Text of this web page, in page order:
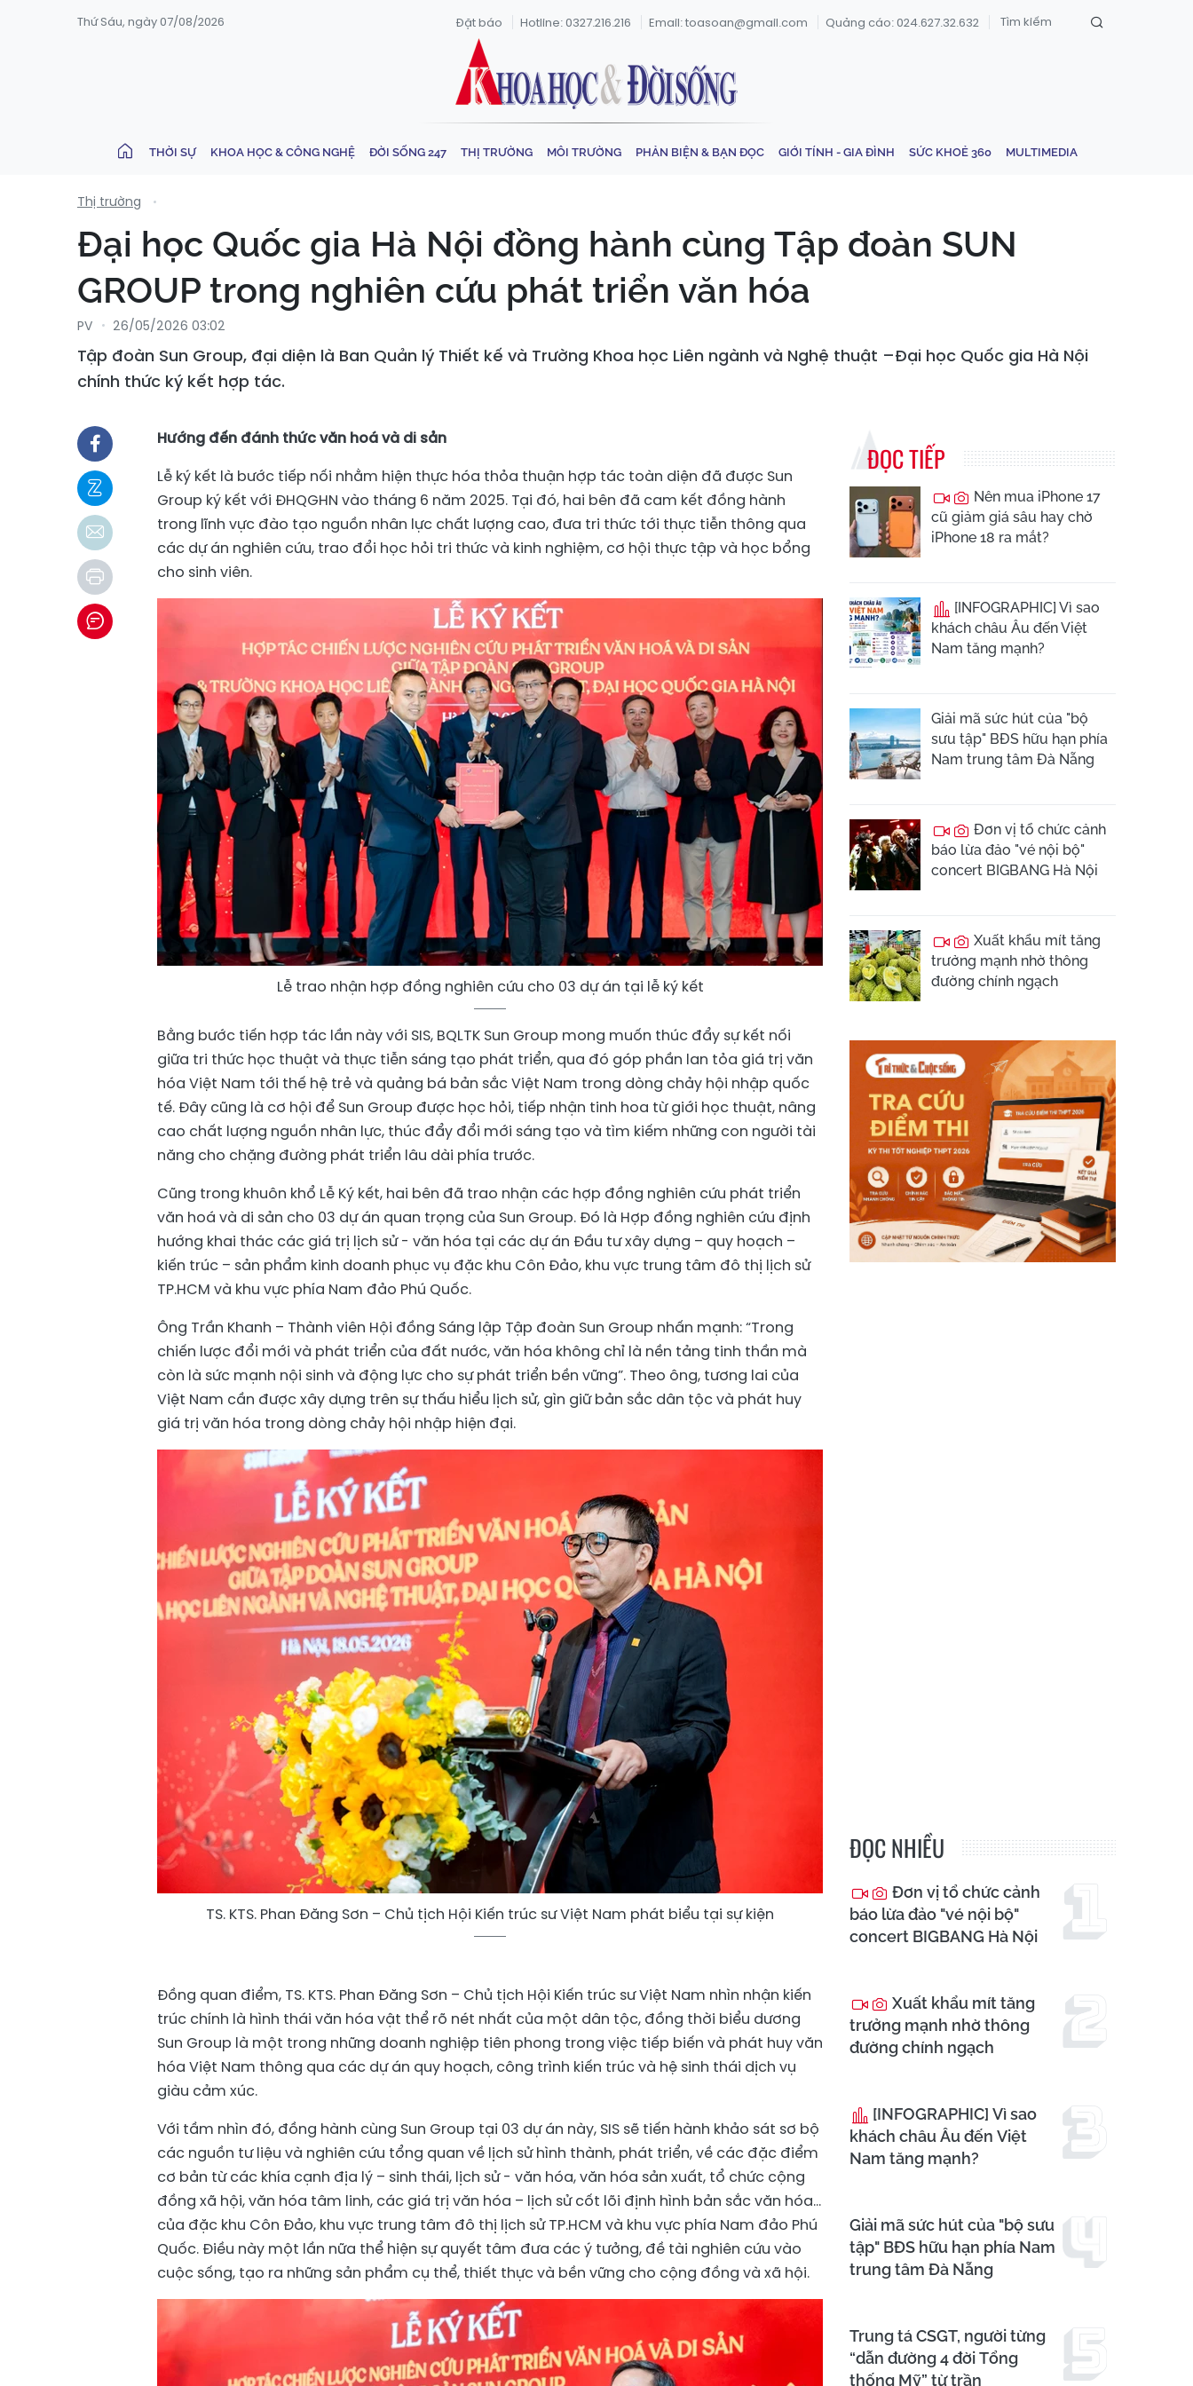
Thứ Sáu, ngày 07/08/2026 Đặt báo Hotline: 0327.216.216 Email: toasoan@gmail.com Quảng cáo: 024.627.32.632
THỜI SỰ KHOA HỌC & CÔNG NGHỆ ĐỜI SỐNG 247 THỊ TRƯỜNG MÔI TRƯỜNG PHẢN BIỆN & BẠN ĐỌC GIỚI TÍNH - GIA ĐÌNH SỨC KHOẺ 360 MULTIMEDIA
Thị trường
Đại học Quốc gia Hà Nội đồng hành cùng Tập đoàn SUN
GROUP trong nghiên cứu phát triển văn hóa
PV 26/05/2026 03:02
Tập đoàn Sun Group, đại diện là Ban Quản lý Thiết kế và Trường Khoa học Liên ngành và Nghệ thuật –Đại học Quốc gia Hà Nội
chính thức ký kết hợp tác.
Hướng đến đánh thức văn hoá và di sản
Lễ ký kết là bước tiếp nối nhằm hiện thực hóa thỏa thuận hợp tác toàn diện đã được Sun
Group ký kết với ĐHQGHN vào tháng 6 năm 2025. Tại đó, hai bên đã cam kết đồng hành
trong lĩnh vực đào tạo nguồn nhân lực chất lượng cao, đưa tri thức tới thực tiễn thông qua
các dự án nghiên cứu, trao đổi học hỏi tri thức và kinh nghiệm, cơ hội thực tập và học bổng
cho sinh viên.
Lễ trao nhận hợp đồng nghiên cứu cho 03 dự án tại lễ ký kết
Bằng bước tiến hợp tác lần này với SIS, BQLTK Sun Group mong muốn thúc đẩy sự kết nối
giữa tri thức học thuật và thực tiễn sáng tạo phát triển, qua đó góp phần lan tỏa giá trị văn
hóa Việt Nam tới thế hệ trẻ và quảng bá bản sắc Việt Nam trong dòng chảy hội nhập quốc
tế. Đây cũng là cơ hội để Sun Group được học hỏi, tiếp nhận tinh hoa từ giới học thuật, nâng
cao chất lượng nguồn nhân lực, thúc đẩy đổi mới sáng tạo và tìm kiếm những con người tài
năng cho chặng đường phát triển lâu dài phía trước.
Cũng trong khuôn khổ Lễ Ký kết, hai bên đã trao nhận các hợp đồng nghiên cứu phát triển
văn hoá và di sản cho 03 dự án quan trọng của Sun Group. Đó là Hợp đồng nghiên cứu định
hướng khai thác các giá trị lịch sử - văn hóa tại các dự án Đầu tư xây dựng – quy hoạch –
kiến trúc – sản phẩm kinh doanh phục vụ đặc khu Côn Đảo, khu vực trung tâm đô thị lịch sử
TP.HCM và khu vực phía Nam đảo Phú Quốc.
Ông Trần Khanh – Thành viên Hội đồng Sáng lập Tập đoàn Sun Group nhấn mạnh: “Trong
chiến lược đổi mới và phát triển của đất nước, văn hóa không chỉ là nền tảng tinh thần mà
còn là sức mạnh nội sinh và động lực cho sự phát triển bền vững”. Theo ông, tương lai của
Việt Nam cần được xây dựng trên sự thấu hiểu lịch sử, gìn giữ bản sắc dân tộc và phát huy
giá trị văn hóa trong dòng chảy hội nhập hiện đại.
TS. KTS. Phan Đăng Sơn – Chủ tịch Hội Kiến trúc sư Việt Nam phát biểu tại sự kiện
Đồng quan điểm, TS. KTS. Phan Đăng Sơn – Chủ tịch Hội Kiến trúc sư Việt Nam nhìn nhận kiến
trúc chính là hình thái văn hóa vật thể rõ nét nhất của một dân tộc, đồng thời biểu dương
Sun Group là một trong những doanh nghiệp tiên phong trong việc tiếp biến và phát huy văn
hóa Việt Nam thông qua các dự án quy hoạch, công trình kiến trúc và hệ sinh thái dịch vụ
giàu cảm xúc.
Với tầm nhìn đó, đồng hành cùng Sun Group tại 03 dự án này, SIS sẽ tiến hành khảo sát sơ bộ
các nguồn tư liệu và nghiên cứu tổng quan về lịch sử hình thành, phát triển, về các đặc điểm
cơ bản từ các khía cạnh địa lý – sinh thái, lịch sử - văn hóa, văn hóa sản xuất, tổ chức cộng
đồng xã hội, văn hóa tâm linh, các giá trị văn hóa – lịch sử cốt lõi định hình bản sắc văn hóa…
của đặc khu Côn Đảo, khu vực trung tâm đô thị lịch sử TP.HCM và khu vực phía Nam đảo Phú
Quốc. Điều này một lần nữa thể hiện sự quyết tâm đưa các ý tưởng, đề tài nghiên cứu vào
cuộc sống, tạo ra những sản phẩm cụ thể, thiết thực và bền vững cho cộng đồng và xã hội.
ĐỌC TIẾP
Nên mua iPhone 17
cũ giảm giá sâu hay chờ
iPhone 18 ra mắt?
[INFOGRAPHIC] Vì sao
khách châu Âu đến Việt
Nam tăng mạnh?
Giải mã sức hút của "bộ
sưu tập" BĐS hữu hạn phía
Nam trung tâm Đà Nẵng
Đơn vị tổ chức cảnh
báo lừa đảo "vé nội bộ"
concert BIGBANG Hà Nội
Xuất khẩu mít tăng
trưởng mạnh nhờ thông
đường chính ngạch
ĐỌC NHIỀU
Đơn vị tổ chức cảnh
báo lừa đảo "vé nội bộ"
concert BIGBANG Hà Nội
Xuất khẩu mít tăng
trưởng mạnh nhờ thông
đường chính ngạch
[INFOGRAPHIC] Vì sao
khách châu Âu đến Việt
Nam tăng mạnh?
Giải mã sức hút của "bộ sưu
tập" BĐS hữu hạn phía Nam
trung tâm Đà Nẵng
Trung tá CSGT, người từng
“dẫn đường 4 đời Tổng
thống Mỹ” từ trần